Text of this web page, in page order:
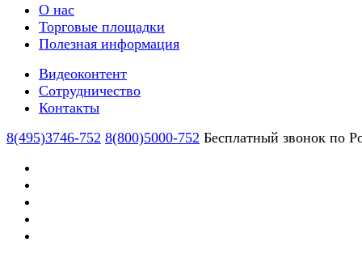
О нас
Торговые площадки
Полезная информация
Видеоконтент
Сотрудничество
Контакты
8(495)3746-752 8(800)5000-752 Бесплатный звонок по